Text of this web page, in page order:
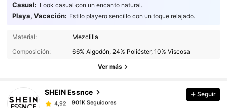
Casual: Look casual con un encanto natural.
Playa, Vacación: Estilo playero sencillo con un toque relajado.
Material:
Mezclilla
Composición:
66% Algodón, 24% Poliéster, 10% Viscosa
Ver más
SHEIN Essnce
901K Seguidores
901K Seguidores
4,92 901K Seguidores
Seguir